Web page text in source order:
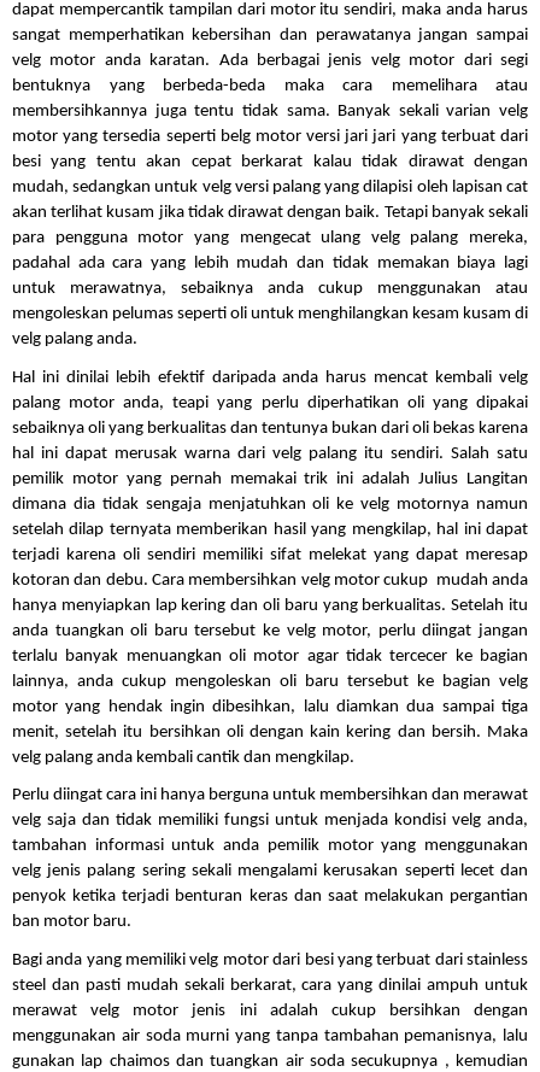
dapat mempercantik tampilan dari motor itu sendiri, maka anda harus
sangat memperhatikan kebersihan dan perawatanya jangan sampai
velg motor anda karatan. Ada berbagai jenis velg motor dari segi
bentuknya yang berbeda-beda maka cara memelihara atau
membersihkannya juga tentu tidak sama. Banyak sekali varian velg
motor yang tersedia seperti belg motor versi jari jari yang terbuat dari
besi yang tentu akan cepat berkarat kalau tidak dirawat dengan
mudah, sedangkan untuk velg versi palang yang dilapisi oleh lapisan cat
akan terlihat kusam jika tidak dirawat dengan baik. Tetapi banyak sekali
para pengguna motor yang mengecat ulang velg palang mereka,
padahal ada cara yang lebih mudah dan tidak memakan biaya lagi
untuk merawatnya, sebaiknya anda cukup menggunakan atau
mengoleskan pelumas seperti oli untuk menghilangkan kesam kusam di
velg palang anda.
Hal ini dinilai lebih efektif daripada anda harus mencat kembali velg
palang motor anda, teapi yang perlu diperhatikan oli yang dipakai
sebaiknya oli yang berkualitas dan tentunya bukan dari oli bekas karena
hal ini dapat merusak warna dari velg palang itu sendiri. Salah satu
pemilik motor yang pernah memakai trik ini adalah Julius Langitan
dimana dia tidak sengaja menjatuhkan oli ke velg motornya namun
setelah dilap ternyata memberikan hasil yang mengkilap, hal ini dapat
terjadi karena oli sendiri memiliki sifat melekat yang dapat meresap
kotoran dan debu. Cara membersihkan velg motor cukup mudah anda
hanya menyiapkan lap kering dan oli baru yang berkualitas. Setelah itu
anda tuangkan oli baru tersebut ke velg motor, perlu diingat jangan
terlalu banyak menuangkan oli motor agar tidak tercecer ke bagian
lainnya, anda cukup mengoleskan oli baru tersebut ke bagian velg
motor yang hendak ingin dibesihkan, lalu diamkan dua sampai tiga
menit, setelah itu bersihkan oli dengan kain kering dan bersih. Maka
velg palang anda kembali cantik dan mengkilap.
Perlu diingat cara ini hanya berguna untuk membersihkan dan merawat
velg saja dan tidak memiliki fungsi untuk menjada kondisi velg anda,
tambahan informasi untuk anda pemilik motor yang menggunakan
velg jenis palang sering sekali mengalami kerusakan seperti lecet dan
penyok ketika terjadi benturan keras dan saat melakukan pergantian
ban motor baru.
Bagi anda yang memiliki velg motor dari besi yang terbuat dari stainless
steel dan pasti mudah sekali berkarat, cara yang dinilai ampuh untuk
merawat velg motor jenis ini adalah cukup bersihkan dengan
menggunakan air soda murni yang tanpa tambahan pemanisnya, lalu
gunakan lap chaimos dan tuangkan air soda secukupnya , kemudian